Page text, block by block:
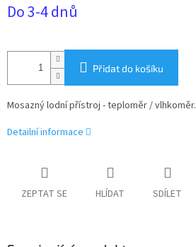
cena:
Do 3-4 dnů
Přidat do košíku
Mosazný lodní přístroj - teploměr / vlhkoměr.
Detailní informace
ZEPTAT SE HLÍDAT SDÍLET